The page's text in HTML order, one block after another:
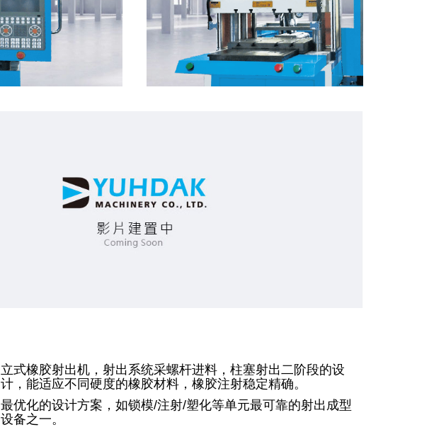
立式橡胶射出机，射出系统采螺杆进料，柱塞射出二阶段的设
计，能适应不同硬度的橡胶材料，橡胶注射稳定精确。
最优化的设计方案，如锁模/注射/塑化等单元最可靠的射出成型
设备之一。